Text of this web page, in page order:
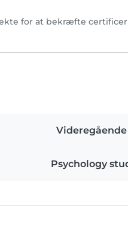
for at bekræfte
Psychology